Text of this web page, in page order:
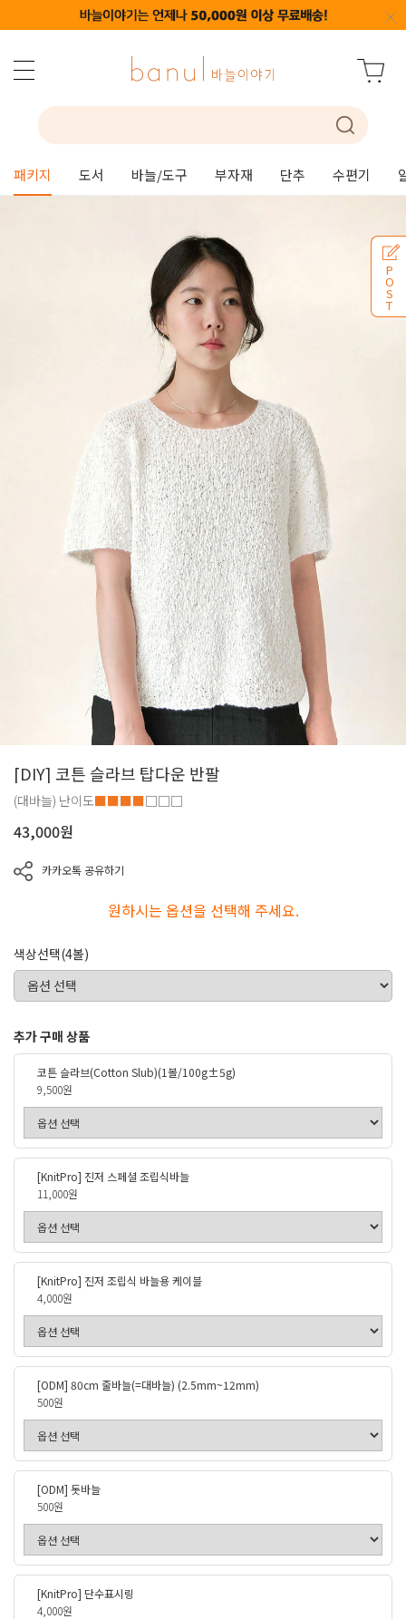
패키지 도서 바늘/도구 부자재 단추 수편기
P
O
S
T
[DIY] 코튼 슬라브 탑다운 반팔
(대바늘) 난이도■■■■□□□
43,000원
카카오톡 공유하기
원하시는 옵션을 선택해 주세요.
색상선택(4볼)
추가 구매 상품
코튼 슬라브(Cotton Slub)(1볼/100g±5g)
9,500원
[KnitPro] 진저 스페셜 조립식바늘
11,000원
[KnitPro] 진저 조립식 바늘용 케이블
4,000원
[ODM] 80cm 줄바늘(=대바늘) (2.5mm~12mm)
500원
[ODM] 돗바늘
500원
[KnitPro] 단수표시링
4,000원